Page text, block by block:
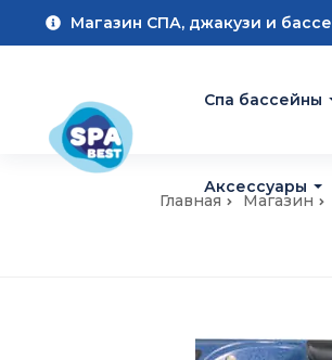
Магазин СПА, джакузи и
Cпа бассейны
Аксессуары
Главная Магазин